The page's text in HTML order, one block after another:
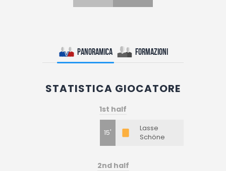
Panoramica Formazioni
STATISTICA GIOCATORE
1st half
15'
Lasse
Schöne
2nd half